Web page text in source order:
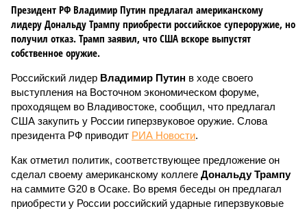
Президент РФ Владимир Путин предлагал американскому
лидеру Дональду Трампу приобрести российское супероружие, но
получил отказ. Трамп заявил, что США вскоре выпустят
собственное оружие.
Российский лидер Владимир Путин в ходе своего
выступления на Восточном экономическом форуме,
проходящем во Владивостоке, сообщил, что предлагал
США закупить у России гиперзвуковое оружие. Слова
президента РФ приводит РИА Новости.
Как отметил политик, соответствующее предложение он
сделал своему американскому коллеге Дональду Трампу
на саммите G20 в Осаке. Во время беседы он предлагал
приобрести у России российский ударные гиперзвуковые